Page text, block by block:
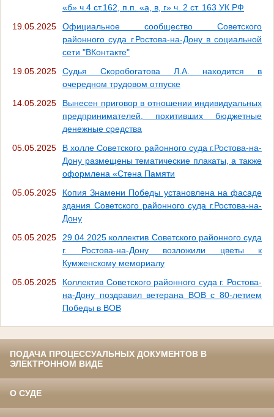
«б» ч.4 ст.162, п.п. «а, в, г» ч. 2 ст. 163 УК РФ
19.05.2025
Официальное сообщество Советского
районного суда г.Ростова-на-Дону в социальной
сети "ВКонтакте"
19.05.2025
Судья Скоробогатова Л.А. находится в
очередном трудовом отпуске
14.05.2025
Вынесен приговор в отношении индивидуальных
предпринимателей, похитивших бюджетные
денежные средства
05.05.2025
В холле Советского районного суда г.Ростова-на-
Дону размещены тематические плакаты, а также
оформлена «Стена Памяти
05.05.2025
Копия Знамени Победы установлена на фасаде
здания Советского районного суда г.Ростова-на-
Дону
05.05.2025
29.04.2025 коллектив Советского районного суда
г. Ростова-на-Дону возложили цветы к
Кумженскому мемориалу
05.05.2025
Коллектив Советского районного суда г. Ростова-
на-Дону поздравил ветерана ВОВ с 80-летием
Победы в ВОВ
ПОДАЧА ПРОЦЕССУАЛЬНЫХ ДОКУМЕНТОВ В
ЭЛЕКТРОННОМ ВИДЕ
О СУДЕ